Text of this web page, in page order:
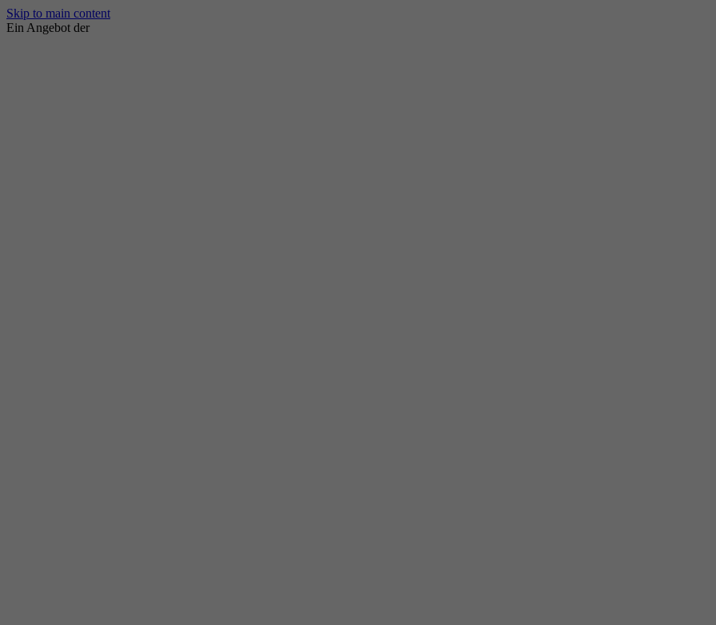
Skip to main content
Ein Angebot der